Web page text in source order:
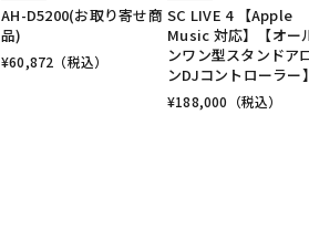
AH-D5200(お取り寄せ商
品)
¥60,872 （税込）
SC LIVE 4 【Apple
Music 対応】【オー
ンワン型スタンドア
ンDJコントローラー
¥188,000 （税込）